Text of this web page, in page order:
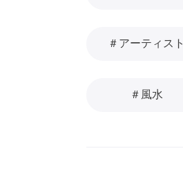
＃アーティスト
＃風水